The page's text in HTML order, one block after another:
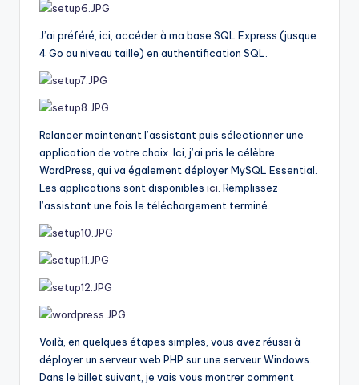
J’ai préféré, ici, accéder à ma base SQL Express (jusque
4 Go au niveau taille) en authentification SQL.
Relancer maintenant l’assistant puis sélectionner une
application de votre choix. Ici, j’ai pris le célèbre
WordPress, qui va également déployer MySQL Essential.
Les applications sont disponibles ici. Remplissez
l’assistant une fois le téléchargement terminé.
Voilà, en quelques étapes simples, vous avez réussi à
déployer un serveur web PHP sur une serveur Windows.
Dans le billet suivant, je vais vous montrer comment